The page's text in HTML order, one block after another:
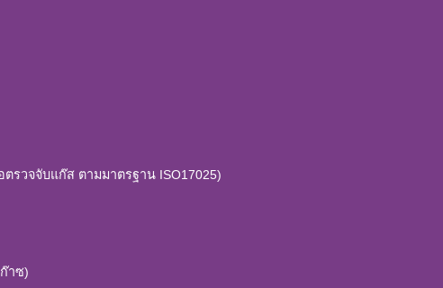
ตรวจจับแก๊ส ตามมาตรฐาน ISO17025)
าซ)